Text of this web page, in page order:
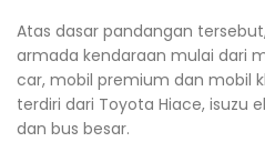
Atas dasar pandangan
armada kendaraan mulai dari
car, mobil premium dan mobil
terdiri dari Toyota Hiace, isuzu
dan bus besar.